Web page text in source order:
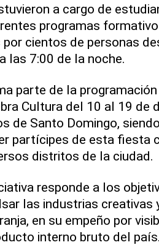
a cargo de
programas
cientos de personas
las 7:00 de la noche.
parte de la programación
Cultura del 10 al 19 de
de Santo Domingo,
partícipes de esta fiesta
distritos de la ciudad.
responde a los
las industrias creativas
en su empeño por
interno bruto del país.